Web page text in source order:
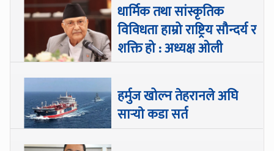
धार्मिक तथा सांस्कृतिक
विविधता हाम्रो राष्ट्रिय सौन्दर्य र
शक्ति हो : अध्यक्ष ओली
हर्मुज खोल्न तेहरानले अघि
सार्‍याे कडा सर्त